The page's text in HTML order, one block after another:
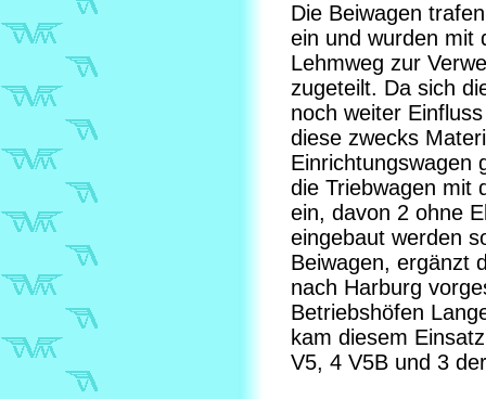
Die Beiwagen
ein und wurden mit
Lehmweg zur
zugeteilt. Da sich
noch weiter
diese zwecks
Einrichtungswagen
die Triebwagen mit
ein, davon 2 ohne
eingebaut werden
Beiwagen, ergänzt
nach Harburg
Betriebshöfen
kam diesem
V5, 4 V5B und 3